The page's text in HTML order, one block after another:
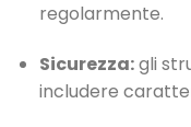
regolarmente.
Sicurezza:gli
includere